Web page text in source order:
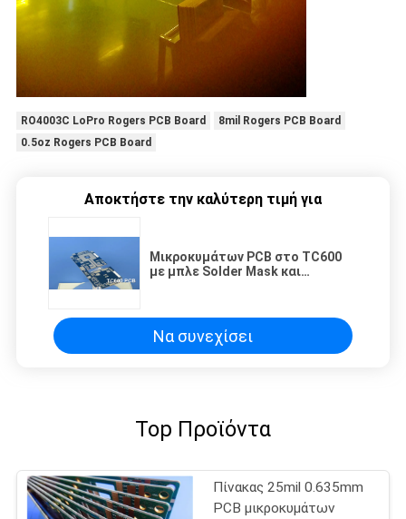
RO4003C LoPro Rogers PCB Board
8mil Rogers PCB Board
0.5oz Rogers PCB Board
Αποκτήστε την καλύτερη τιμή για
Μικροκυμάτων PCB στο TC600
με μπλε Solder Mask και
Να συνεχίσει
Top Προϊόντα
Πίνακας 25mil 0.635mm
PCB μικροκυμάτων